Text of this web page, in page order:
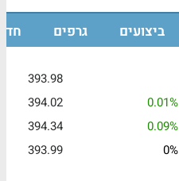
ביצועים גרפים
393.98
0.01%
394.02
0.09%
394.34
0%
393.99